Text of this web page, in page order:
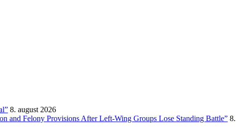
8. august 2026
and Felony Provisions After Left-Wing Groups Lose Standing Battle” 8.